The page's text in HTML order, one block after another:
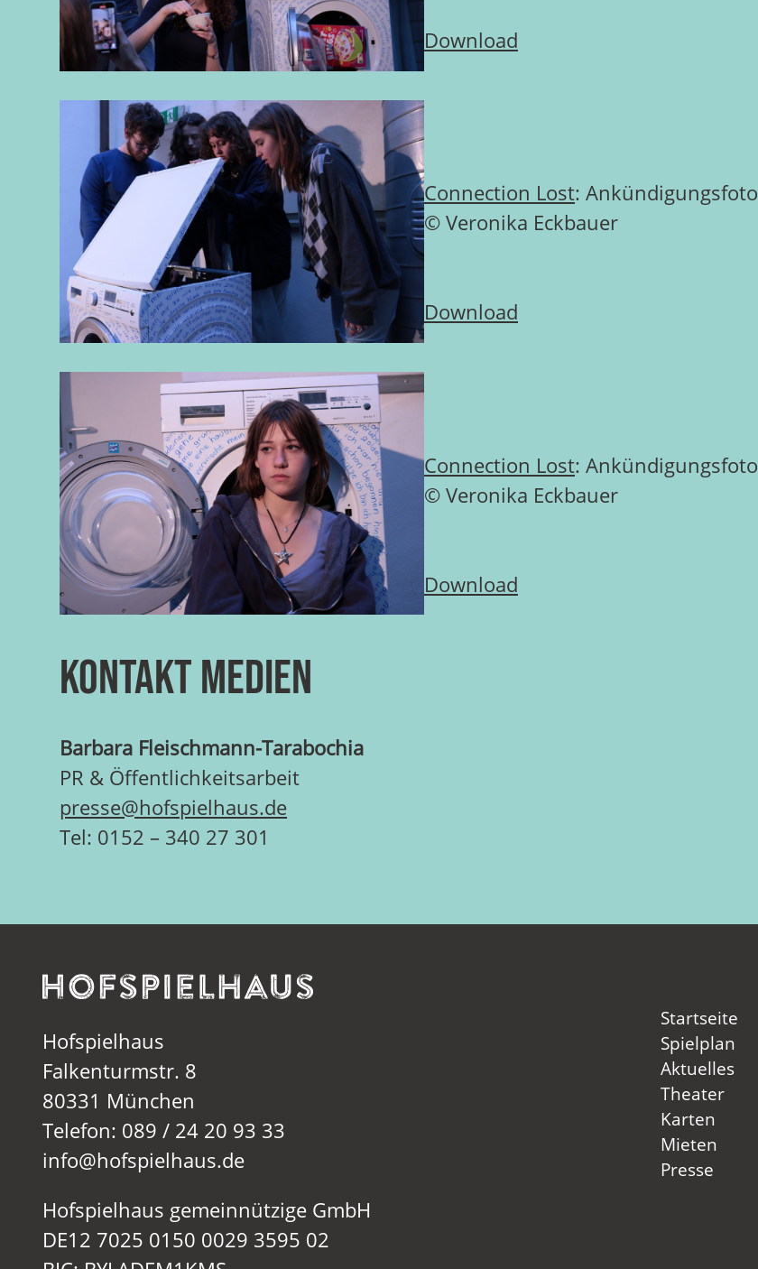
Download
Connection Lost: Ankündigungsfoto
© Veronika Eckbauer
Download
Connection Lost: Ankündigungsfoto
© Veronika Eckbauer
Download
Kontakt Medien
Barbara Fleischmann-Tarabochia
PR & Öffentlichkeitsarbeit
presse@hofspielhaus.de
Tel: 0152 – 340 27 301
Hofspielhaus
Falkenturmstr. 8
80331 München
Telefon: 089 / 24 20 93 33
info@hofspielhaus.de
Hofspielhaus gemeinnützige GmbH
DE12 7025 0150 0029 3595 02
Startseite
Spielplan
Aktuelles
Theater
Karten
Mieten
Presse